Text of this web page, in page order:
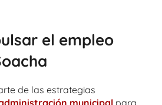
el empleo
de las estrategias
municipal para